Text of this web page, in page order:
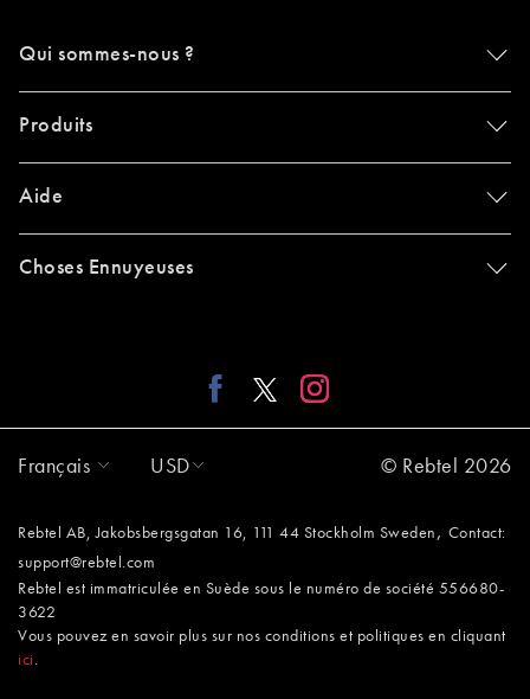
Qui sommes-nous ?
Produits
Aide
Choses Ennuyeuses
Français USD © Rebtel 2026
Rebtel AB, Jakobsbergsgatan 16, 111 44 Stockholm Sweden , Contact:
support@rebtel.com
Rebtel est immatriculée en Suède sous le numéro de société 556680-
3622
Vous pouvez en savoir plus sur nos conditions et politiques en cliquant
ici .